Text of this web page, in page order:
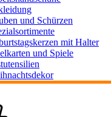
und Schürzen
mit Halter
und Spiele